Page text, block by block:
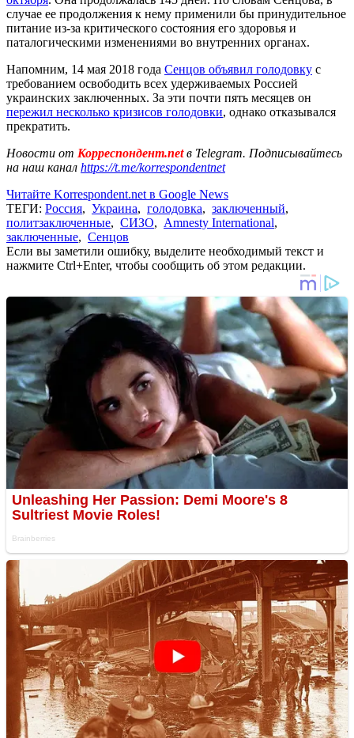
случае ее продолжения к нему применили бы принудительное
питание из-за критического состояния его здоровья и
паталогическими изменениями во внутренних органах.
Напомним, 14 мая 2018 года Сенцов объявил голодовку с
требованием освободить всех удерживаемых Россией
украинских заключенных. За эти почти пять месяцев он
пережил несколько кризисов голодовки, однако отказывался
прекратить.
Новости от Корреспондент.netв Telegram. Подписывайтесь
на наш канал https://t.me/korrespondentnet
Читайте Korrespondent.net в Google News
ТЕГИ: Россия, Украина, голодовка, заключенный,
политзаключенные, СИЗО, Amnesty International,
заключенные, Сенцов
Если вы заметили ошибку, выделите необходимый текст и
нажмите Ctrl+Enter, чтобы сообщить об этом редакции.